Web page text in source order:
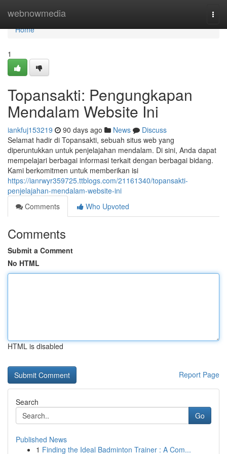
webnowmedia
Home
Home
1
Topansakti: Pengungkapan
Mendalam Website Ini
iankfuj153219 90 days ago News
Discuss
Selamat hadir di Topansakti, sebuah situs web yang
diperuntukkan untuk penjelajahan mendalam. Di sini, Anda dapat
mempelajari berbagai informasi terkait dengan berbagai bidang.
Kami berkomitmen untuk memberikan isi
https://ianrwyr359725.ttblogs.com/21161340/topansakti-
penjelajahan-mendalam-website-ini
Comments
Who Upvoted
Comments
Submit a Comment
No HTML
HTML is disabled
Report Page
Search
Go
Published News
1 Finding the Ideal Badminton Trainer : A Com...